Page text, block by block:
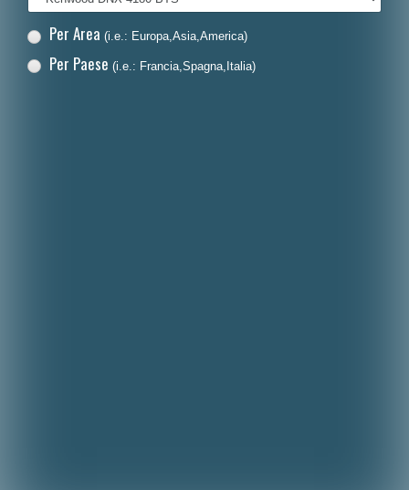
Dansk
Per Area (i.e.: Europa,Asia,America)
Per Paese (i.e.: Francia,Spagna,Italia)